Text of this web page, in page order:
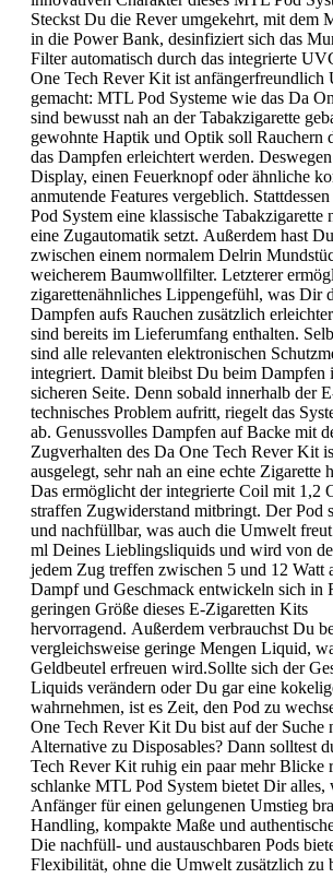
Steckst Du die Rever umgekehrt, mit dem
in die Power Bank, desinfiziert sich das
Filter automatisch durch das integrierte
One Tech Rever Kit ist anfängerfreundlich
gemacht: MTL Pod Systeme wie das Da
sind bewusst nah an der Tabakzigarette
gewohnte Haptik und Optik soll Rauchern
das Dampfen erleichtert werden.
Display, einen Feuerknopf oder ähnliche
anmutende Features vergeblich.
Pod System eine klassische Tabakzigarette
eine Zugautomatik setzt. Außerdem hast
zwischen einem normalem Delrin
weicherem Baumwollfilter. Letzterer
zigarettenähnliches Lippengefühl, was Dir
Dampfen aufs Rauchen zusätzlich
sind bereits im Lieferumfang enthalten.
sind alle relevanten elektronischen
integriert. Damit bleibst Du beim Dampfen
sicheren Seite. Denn sobald innerhalb der
technisches Problem aufritt, riegelt das
ab. Genussvolles Dampfen auf Backe mit
Zugverhalten des Da One Tech Rever Kit
ausgelegt, sehr nah an eine echte Zigarette
Das ermöglicht der integrierte Coil mit 1,2
straffen Zugwiderstand mitbringt. Der Pod
und nachfüllbar, was auch die Umwelt
ml Deines Lieblingsliquids und wird von
jedem Zug treffen zwischen 5 und 12 Watt
Dampf und Geschmack entwickeln sich in
geringen Größe dieses E-Zigaretten Kits
hervorragend. Außerdem verbrauchst Du
vergleichsweise geringe Mengen Liquid,
Geldbeutel erfreuen wird.Sollte sich der
Liquids verändern oder Du gar eine
wahrnehmen, ist es Zeit, den Pod zu
One Tech Rever Kit Du bist auf der Suche
Alternative zu Disposables? Dann solltest
Tech Rever Kit ruhig ein paar mehr Blicke
schlanke MTL Pod System bietet Dir alles,
Anfänger für einen gelungenen Umstieg
Handling, kompakte Maße und
Die nachfüll- und austauschbaren Pods
Flexibilität, ohne die Umwelt zusätzlich zu